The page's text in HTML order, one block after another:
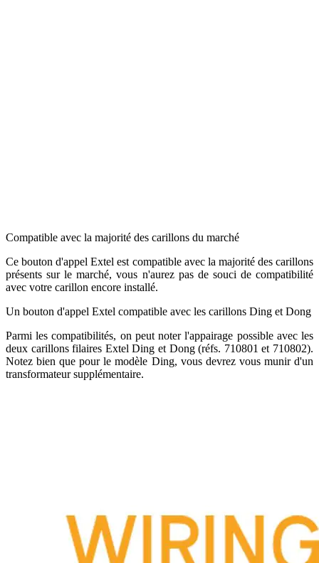
Compatible avec la majorité des carillons du marché
Ce bouton d'appel Extel est compatible avec la majorité des carillons
présents sur le marché, vous n'aurez pas de souci de compatibilité
avec votre carillon encore installé.
Un bouton d'appel Extel compatible avec les carillons Ding et Dong
Parmi les compatibilités, on peut noter l'appairage possible avec les
deux carillons filaires Extel Ding et Dong (réfs. 710801 et 710802).
Notez bien que pour le modèle Ding, vous devrez vous munir d'un
transformateur supplémentaire.